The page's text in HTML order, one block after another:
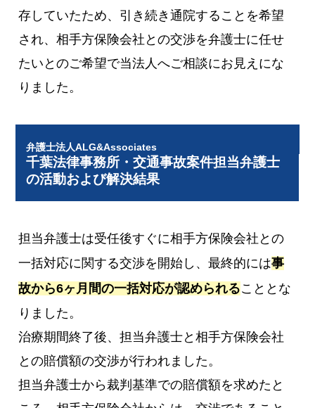
存していたため、引き続き通院することを希望
され、相手方保険会社との交渉を弁護士に任せ
たいとのご希望で当法人へご相談にお見えにな
りました。
弁護士法人ALG&Associates
千葉法律事務所・交通事故案件担当弁護士
の活動および解決結果
担当弁護士は受任後すぐに相手方保険会社との
一括対応に関する交渉を開始し、最終的には事
故から6ヶ月間の一括対応が認められることとな
りました。
治療期間終了後、担当弁護士と相手方保険会社
との賠償額の交渉が行われました。
担当弁護士から裁判基準での賠償額を求めたと